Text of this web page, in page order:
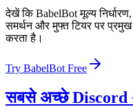
देखें कि BabelBot मूल्य
समर्थन और मुफ्त टियर पर
करता है।
Try BabelBot Free
सबसे अच्छे Discord